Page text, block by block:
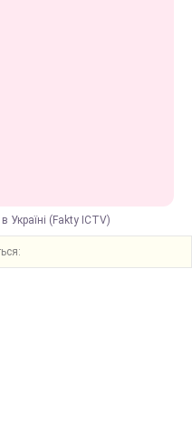
Україні (Fakty ICTV)